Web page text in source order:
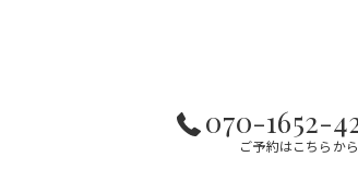
070-1652-
ご予約はこちらから